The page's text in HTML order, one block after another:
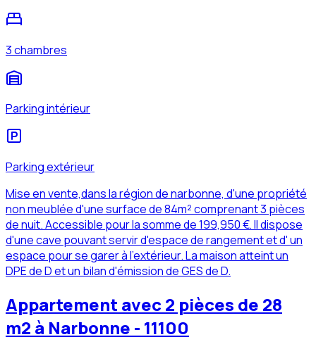
3 chambres
Parking intérieur
Parking extérieur
Mise en vente,dans la région de narbonne, d'une propriété
non meublée d'une surface de 84m² comprenant 3 pièces
de nuit. Accessible pour la somme de 199,950 €. Il dispose
d'une cave pouvant servir d'espace de rangement et d' un
espace pour se garer à l'extérieur. La maison atteint un
DPE de D et un bilan d'émission de GES de D.
Appartement avec 2 pièces de 28
m2 à Narbonne - 11100